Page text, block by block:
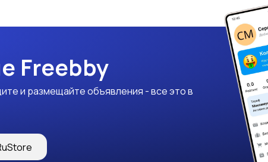
Freebby
и размещайте объявления - все это в